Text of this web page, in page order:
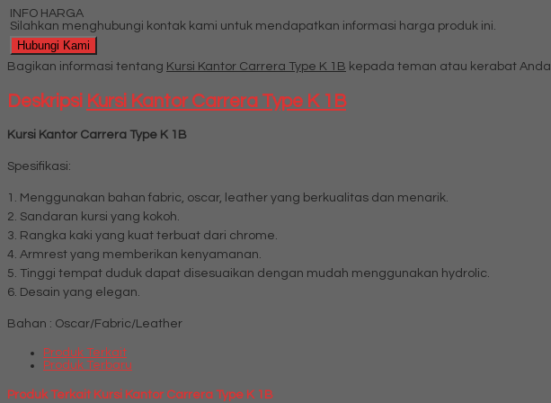
INFO HARGA
Silahkan menghubungi kontak kami untuk mendapatkan informasi harga produk ini.
Hubungi Kami
Bagikan informasi tentang Kursi Kantor Carrera Type K 1B kepada teman atau kerabat Anda.
Deskripsi Kursi Kantor Carrera Type K 1B
Kursi Kantor Carrera Type K 1B
Spesifikasi:
1. Menggunakan bahan fabric, oscar, leather yang berkualitas dan menarik.
2. Sandaran kursi yang kokoh.
3. Rangka kaki yang kuat terbuat dari chrome.
4. Armrest yang memberikan kenyamanan.
5. Tinggi tempat duduk dapat disesuaikan dengan mudah menggunakan hydrolic.
6. Desain yang elegan.
Bahan : Oscar/Fabric/Leather
Produk Terkait
Produk Terbaru
Produk Terkait Kursi Kantor Carrera Type K 1B